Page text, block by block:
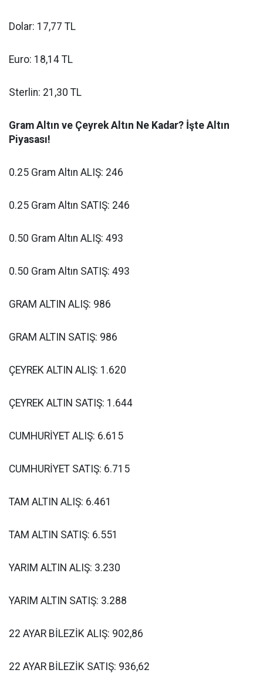
Dolar: 17,77 TL
Euro: 18,14 TL
Sterlin: 21,30 TL
Gram Altın ve Çeyrek Altın Ne Kadar? İşte Altın
Piyasası!
0.25 Gram Altın ALIŞ: 246
0.25 Gram Altın SATIŞ: 246
0.50 Gram Altın ALIŞ: 493
0.50 Gram Altın SATIŞ: 493
GRAM ALTIN ALIŞ: 986
GRAM ALTIN SATIŞ: 986
ÇEYREK ALTIN ALIŞ: 1.620
ÇEYREK ALTIN SATIŞ: 1.644
CUMHURİYET ALIŞ: 6.615
CUMHURİYET SATIŞ: 6.715
TAM ALTIN ALIŞ: 6.461
TAM ALTIN SATIŞ: 6.551
YARIM ALTIN ALIŞ: 3.230
YARIM ALTIN SATIŞ: 3.288
22 AYAR BİLEZİK ALIŞ: 902,86
22 AYAR BİLEZİK SATIŞ: 936,62